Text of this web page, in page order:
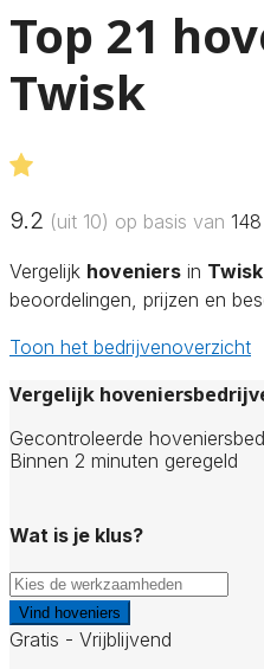
Top 21
Twisk
9.2 (uit 10) op basis van 148
Vergelijk hoveniers in Twisk
beoordelingen, prijzen en
Toon het bedrijvenoverzicht
Vergelijk
Gecontroleerde
Binnen 2 minuten geregeld
Wat is je klus?
Vind hoveniers
Gratis - Vrijblijvend